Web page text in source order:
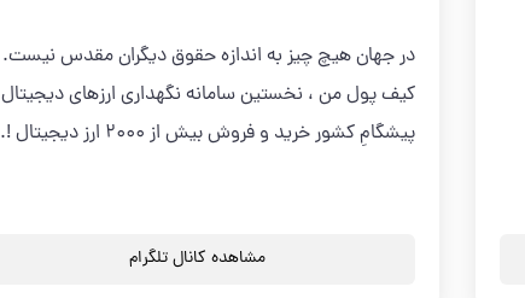
در جهان هیچ چیز به اندازه حقوق دیگران مقدس نیست.
کیف پول من ، نخستین سامانه نگهداری ارزهای دیجیتال
پیشگامِ کشور خرید و فروش بیش از ۲۰۰۰ ارز دیجیتال !...
مشاهده کانال تلگرام